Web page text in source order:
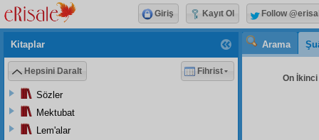
Arama
On İkinci
Kitaplar
Hepsini Daralt Fihrist
Sözler
Mektubat
Lem'alar
Giriş Kayıt Ol Follow